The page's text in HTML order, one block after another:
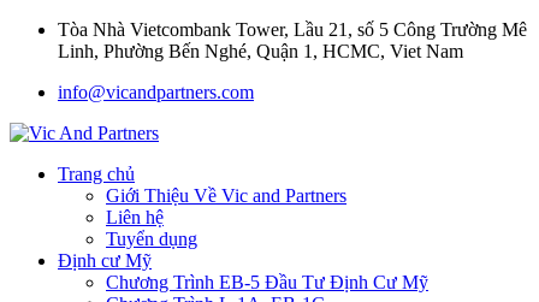
Tòa Nhà Vietcombank Tower, Lầu 21, số 5 Công Trường Mê
Linh, Phường Bến Nghé, Quận 1, HCMC, Viet Nam
info@vicandpartners.com
Trang chủ
Giới Thiệu Về Vic and Partners
Liên hệ
Tuyển dụng
Định cư Mỹ
Chương Trình EB-5 Đầu Tư Định Cư Mỹ